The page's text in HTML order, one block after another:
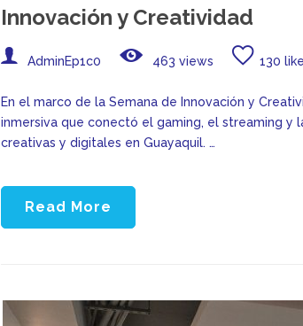
Innovación y Creatividad
AdminEp1c0 463 views 130
En el marco de la Semana de Innovación y
inmersiva que conectó el gaming, el streaming
creativas y digitales en Guayaquil. …
Read More